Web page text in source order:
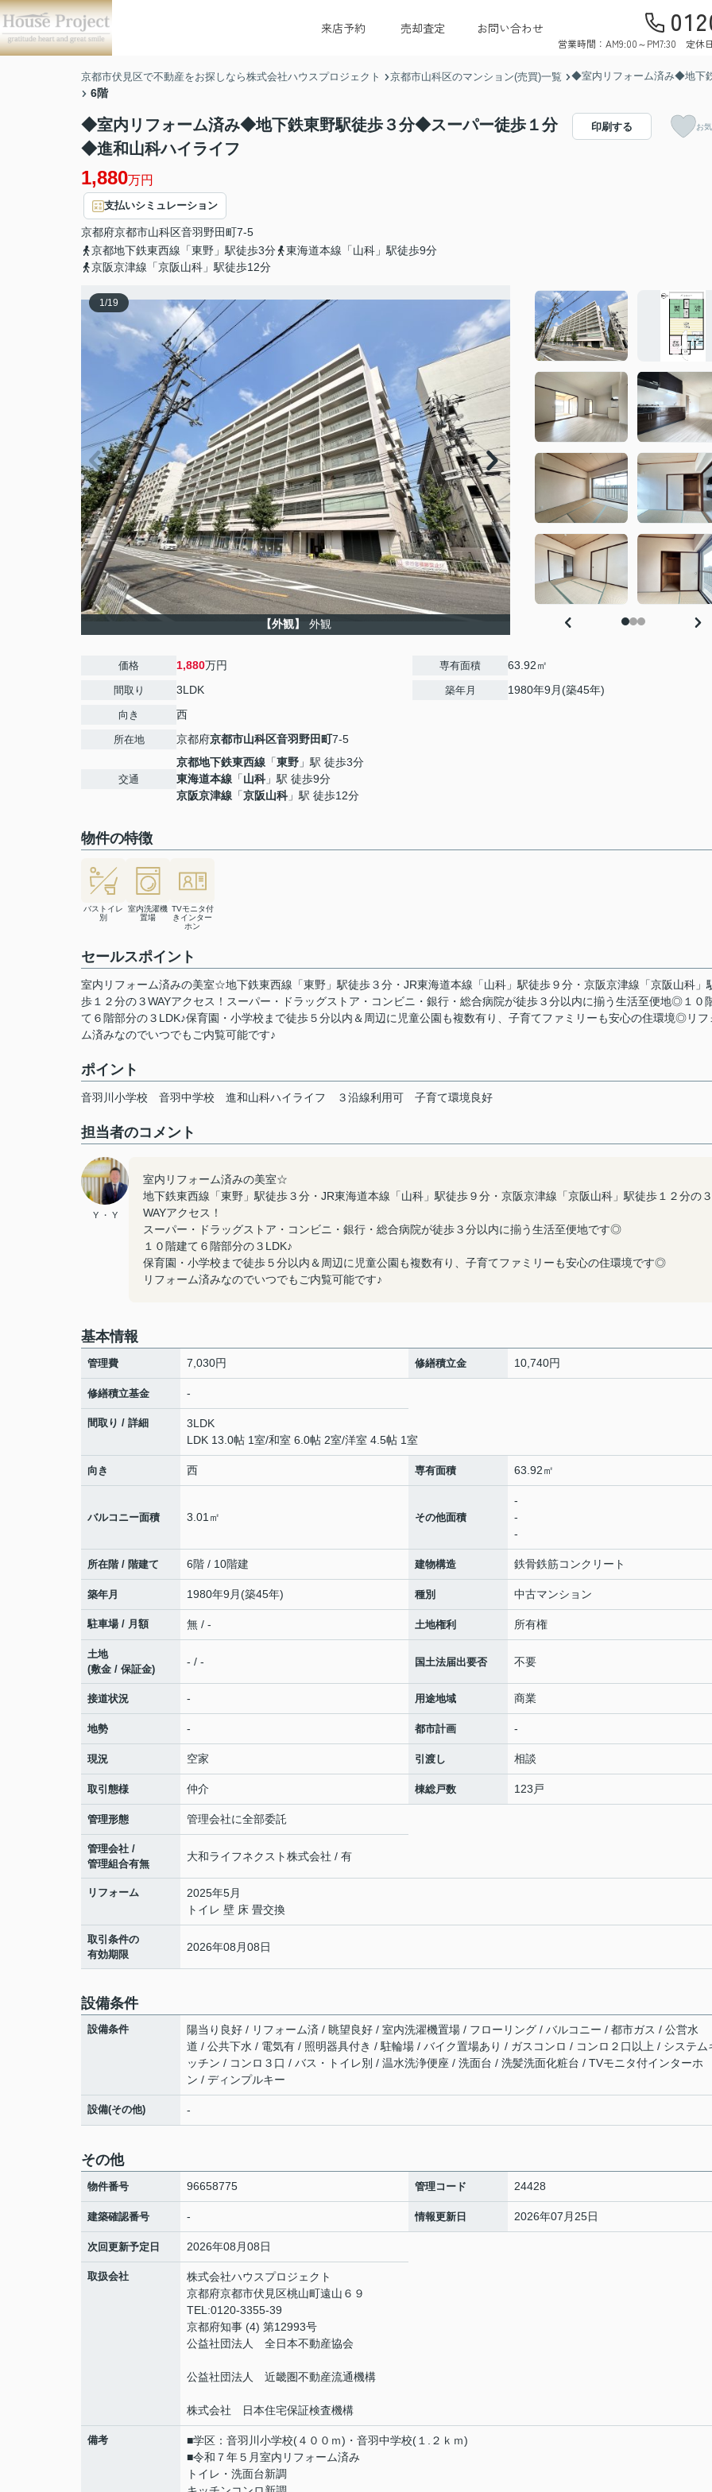
来店予約 売却査定 お問い合わせ
営業時間：AM9:00～PM7:30 定休
京都市伏見区で不動産をお探しなら株式会社ハウスプロジェクト 京都市山科区のマンション(売買)一覧 ◆室内リフォーム済み◆地下
6階
◆室内リフォーム済み◆地下鉄東野駅徒歩３分◆スーパー徒歩１分
◆進和山科ハイライフ
1,880万円
支払いシミュレーション
京都府京都市山科区音羽野田町7-5
京都地下鉄東西線「東野」駅徒歩3分
東海道本線「山科」駅徒歩9分
京阪京津線「京阪山科」駅徒歩12分
印刷する お
1/19
【外観】 外観
価格 1,880万円
間取り 3LDK
向き 西
所在地 京都府京都市山科区音羽野田町7-5
交通
京都地下鉄東西線 「東野 」駅 徒歩3分
東海道本線 「山科 」駅 徒歩9分
京阪京津線 「京阪山科 」駅 徒歩12分
専有面積 63.92㎡
築年月 1980年9月(築45年)
物件の特徴
バストイレ
別
室内洗濯機
置場
TVモニタ付
きインター
ホン
セールスポイント
室内リフォーム済みの美室☆地下鉄東西線「東野」駅徒歩３分・JR東海道本線「山科」駅徒歩９分・京阪京津線「京阪山科」
歩１２分の３WAYアクセス！スーパー・ドラッグストア・コンビニ・銀行・総合病院が徒歩３分以内に揃う生活至便地◎１０
て６階部分の３LDK♪保育園・小学校まで徒歩５分以内＆周辺に児童公園も複数有り、子育てファミリーも安心の住環境◎リフ
ム済みなのでいつでもご内覧可能です♪
ポイント
音羽川小学校 音羽中学校 進和山科ハイライフ ３沿線利用可 子育て環境良好
担当者のコメント
Y ・ Y
室内リフォーム済みの美室☆
地下鉄東西線「東野」駅徒歩３分・JR東海道本線「山科」駅徒歩９分・京阪京津線「京阪山科」駅徒歩１２分の３
WAYアクセス！
スーパー・ドラッグストア・コンビニ・銀行・総合病院が徒歩３分以内に揃う生活至便地です◎
１０階建て６階部分の３LDK♪
保育園・小学校まで徒歩５分以内＆周辺に児童公園も複数有り、子育てファミリーも安心の住環境です◎
リフォーム済みなのでいつでもご内覧可能です♪
基本情報
管理費 7,030円 修繕積立金 10,740円
修繕積立基金 -
間取り / 詳細
3LDK
LDK 13.0帖 1室/和室 6.0帖 2室/洋室 4.5帖 1室
向き 西 専有面積 63.92㎡
バルコニー面積 3.01㎡ その他面積
-
-
-
所在階 / 階建て 6階 / 10階建 建物構造 鉄骨鉄筋コンクリート
築年月 1980年9月(築45年) 種別 中古マンション
駐車場 / 月額 無 / - 土地権利 所有権
土地
(敷金 / 保証金)
- / - 国土法届出要否 不要
接道状況 - 用途地域 商業
地勢 - 都市計画 -
現況 空家 引渡し 相談
取引態様 仲介 棟総戸数 123戸
管理形態 管理会社に全部委託
管理会社 /
管理組合有無
大和ライフネクスト株式会社 / 有
リフォーム
2025年5月
トイレ 壁 床 畳交換
取引条件の
有効期限
2026年08月08日
設備条件
設備条件
陽当り良好 / リフォーム済 / 眺望良好 / 室内洗濯機置場 / フローリング / バルコニー / 都市ガス / 公営水
道 / 公共下水 / 電気有 / 照明器具付き / 駐輪場 / バイク置場あり / ガスコンロ / コンロ２口以上 / システム
ッチン / コンロ３口 / バス・トイレ別 / 温水洗浄便座 / 洗面台 / 洗髪洗面化粧台 / TVモニタ付インターホ
ン / ディンプルキー
設備(その他) -
その他
物件番号 96658775 管理コード 24428
建築確認番号 - 情報更新日 2026年07月25日
次回更新予定日 2026年08月08日
取扱会社
株式会社ハウスプロジェクト
京都府京都市伏見区桃山町遠山６９
TEL:0120-3355-39
京都府知事 (4) 第12993号
公益社団法人 全日本不動産協会
公益社団法人 近畿圏不動産流通機構
株式会社 日本住宅保証検査機構
備考
■学区：音羽川小学校(４００ｍ)・音羽中学校(１.２ｋｍ)
■令和７年５月室内リフォーム済み
トイレ・洗面台新調